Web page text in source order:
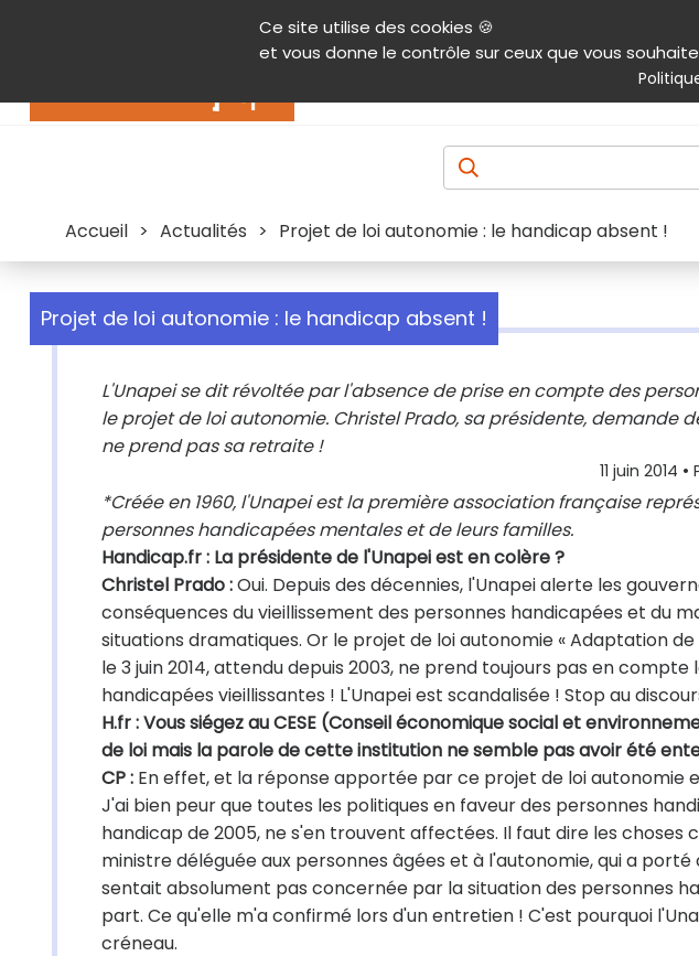
Ce site utilise des cookies 🍪
et vous donne le contrôle sur ceux que vous
Contenu Aide et accessibilité Menu principal
Produits & services
Accueil > Actualités > Projet de loi autonomie : le handicap absent !
Projet de loi autonomie : le handicap absent !
L'Unapei se dit révoltée par l'absence de prise en compte des
le projet de loi autonomie. Christel Prado, sa présidente, demande
ne prend pas sa retraite !
11 juin 2014 •
*Créée en 1960, l'Unapei est la première association française
personnes handicapées mentales et de leurs familles.
Handicap.fr : La présidente de l'Unapei est en colère ?
Christel Prado :Oui. Depuis des décennies, l'Unapei alerte les
conséquences du vieillissement des personnes handicapées et du
situations dramatiques. Or le projet de loi autonomie « Adaptation
le 3 juin 2014, attendu depuis 2003, ne prend toujours pas en compte
handicapées vieillissantes ! L'Unapei est scandalisée ! Stop au
H.fr : Vous siégez au CESE (Conseil économique social et
de loi mais la parole de cette institution ne semble pas avoir été
CP : En effet, et la réponse apportée par ce projet de loi autonomie
J'ai bien peur que toutes les politiques en faveur des personnes
handicap de 2005, ne s'en trouvent affectées. Il faut dire les choses
ministre déléguée aux personnes âgées et à l'autonomie, qui a porté
sentait absolument pas concernée par la situation des personnes
part. Ce qu'elle m'a confirmé lors d'un entretien ! C'est pourquoi
créneau.